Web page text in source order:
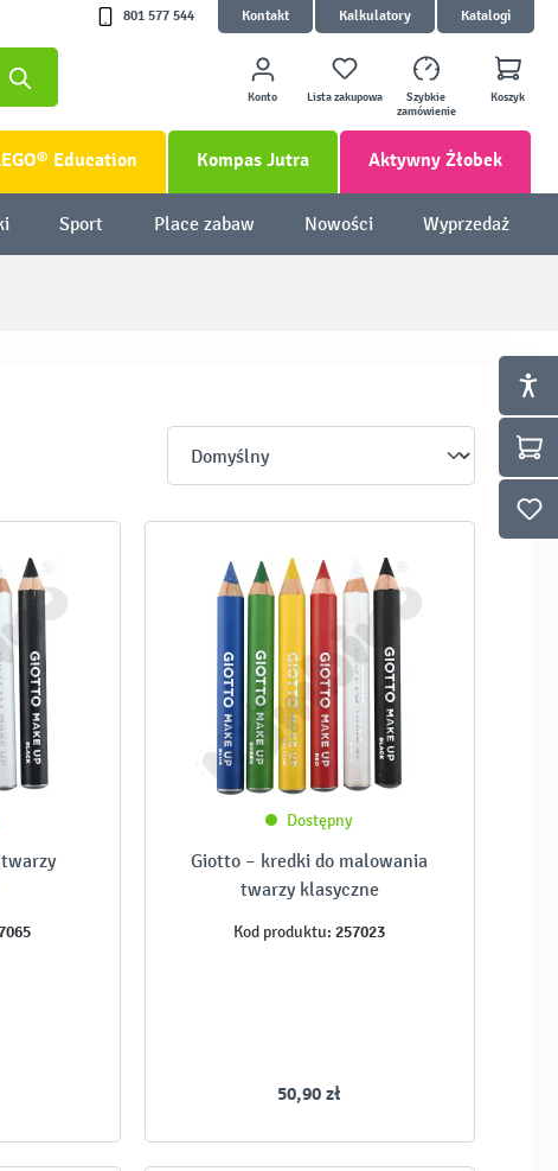
801 577 544 Kontakt Kalkulatory Katalogi
Konto Lista zakupowa
Szybkie
zamówienie
Koszyk
Education Kompas Jutra Aktywny Żłobek
Sport Place zabaw Nowości Wyprzedaż
Dostępny
Giotto – kredki do malowania
twarzy klasyczne
Kod produktu: 257023
50,90 zł